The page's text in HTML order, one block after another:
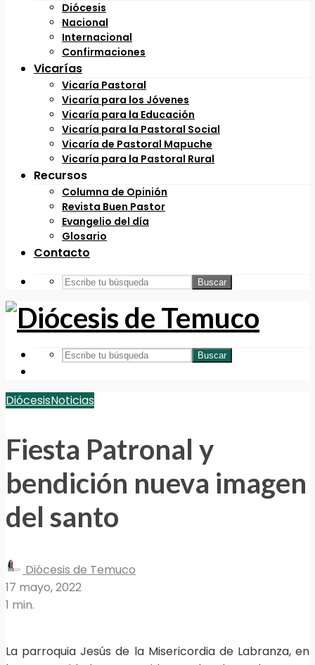
Diócesis
Nacional
Internacional
Confirmaciones
Vicarías
Vicaría Pastoral
Vicaría para los Jóvenes
Vicaría para la Educación
Vicaría para la Pastoral Social
Vicaría de Pastoral Mapuche
Vicaría para la Pastoral Rural
Recursos
Columna de Opinión
Revista Buen Pastor
Evangelio del día
Glosario
Contacto
Buscar
Buscar
DiócesisNoticias
Fiesta Patronal y
bendición nueva imagen
del santo
Diócesis de Temuco
17 mayo, 2022
1 min.
La parroquia Jesús de la Misericordia de Labranza, en